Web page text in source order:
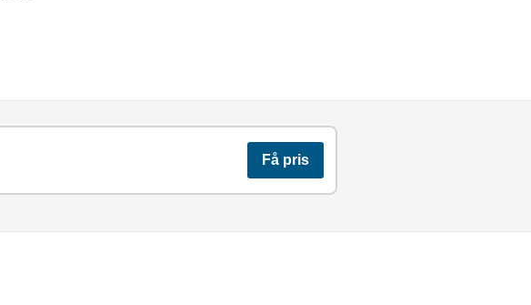
Få pris